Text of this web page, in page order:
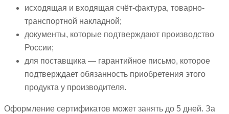
исходящая и входящая счёт-фактура, товарно-
транспортной накладной;
документы, которые подтверждают производство
России;
для поставщика — гарантийное письмо, которое
подтверждает обязанность приобретения этого
продукта у производителя.
Оформление сертификатов может занять до 5 дней. За